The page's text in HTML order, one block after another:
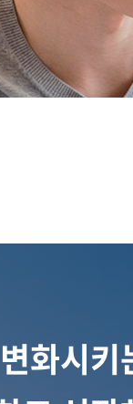
화시